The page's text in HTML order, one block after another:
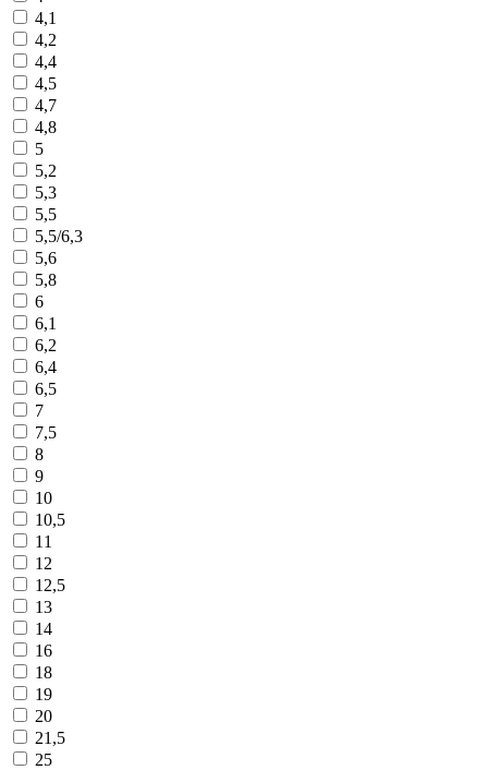
4,1
4,2
4,4
4,5
4,7
4,8
5
5,2
5,3
5,5
5,5/6,3
5,6
5,8
6
6,1
6,2
6,4
6,5
7
7,5
8
9
10
10,5
11
12
12,5
13
14
16
18
19
20
21,5
25